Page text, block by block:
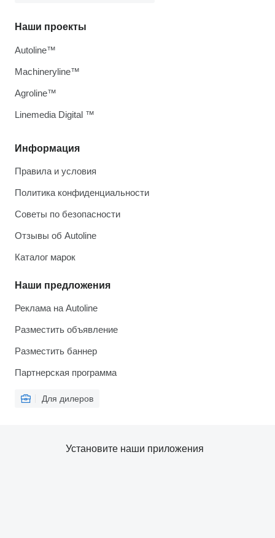
Информация
Правила и условия
Политика конфиденциальности
Советы по безопасности
Отзывы об Autoline
Каталог марок
Наши предложения
Реклама на Autoline
Разместить объявление
Разместить баннер
Партнерская программа
Для дилеров
Наши проекты
Autoline™
Machineryline™
Agroline™
Linemedia Digital ™
Установите наши приложения